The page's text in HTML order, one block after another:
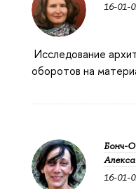
16-01-
Исследование
оборотов на
Бонч-
16-01-